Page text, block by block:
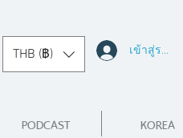
THB (฿) เข้าสู่ระบบ
PODCAST KOREA